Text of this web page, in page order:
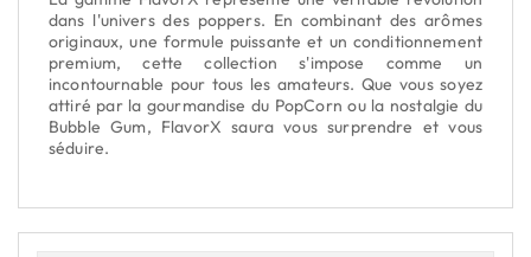
dans l'univers des poppers. En combinant des arômes
originaux, une formule puissante et un conditionnement
premium, cette collection s'impose comme un
incontournable pour tous les amateurs. Que vous soyez
attiré par la gourmandise du PopCorn ou la nostalgie du
Bubble Gum, FlavorX saura vous surprendre et vous
séduire.